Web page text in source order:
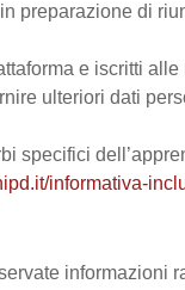
preparazione di
e iscritti alle
ulteriori dati
specifici
informativa-
informazioni